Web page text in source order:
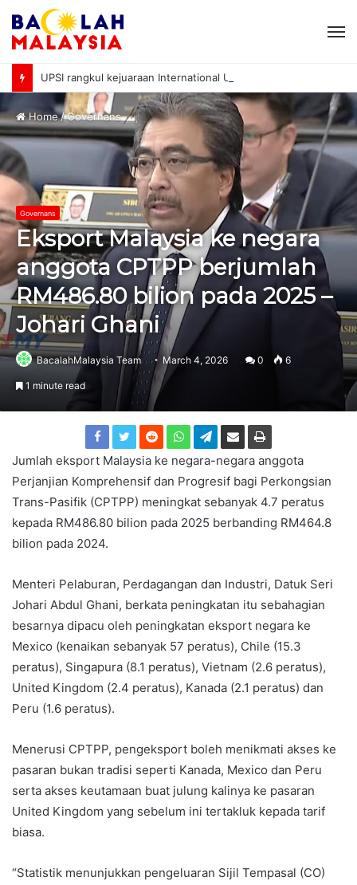
Home/Governans
Governans
Eksport Malaysia ke negara
anggota CPTPP berjumlah
RM486.80 bilion pada 2025 –
Johari Ghani
BacalahMalaysia Team March 4, 2026 0 6
1 minute read
Jumlah eksport Malaysia ke negara-negara anggota
Perjanjian Komprehensif dan Progresif bagi Perkongsian
Trans-Pasifik (CPTPP) meningkat sebanyak 4.7 peratus
kepada RM486.80 bilion pada 2025 berbanding RM464.8
bilion pada 2024.
Menteri Pelaburan, Perdagangan dan Industri, Datuk Seri
Johari Abdul Ghani, berkata peningkatan itu sebahagian
besarnya dipacu oleh peningkatan eksport negara ke
Mexico (kenaikan sebanyak 57 peratus), Chile (15.3
peratus), Singapura (8.1 peratus), Vietnam (2.6 peratus),
United Kingdom (2.4 peratus), Kanada (2.1 peratus) dan
Peru (1.6 peratus).
Menerusi CPTPP, pengeksport boleh menikmati akses ke
pasaran bukan tradisi seperti Kanada, Mexico dan Peru
serta akses keutamaan buat julung kalinya ke pasaran
United Kingdom yang sebelum ini tertakluk kepada tarif
biasa.
“Statistik menunjukkan pengeluaran Sijil Tempasal (CO)